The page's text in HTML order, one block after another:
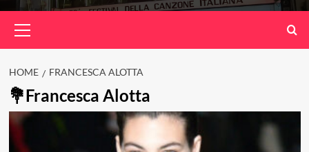
Menu
HOME FRANCESCA ALOTTA
Francesca Alotta